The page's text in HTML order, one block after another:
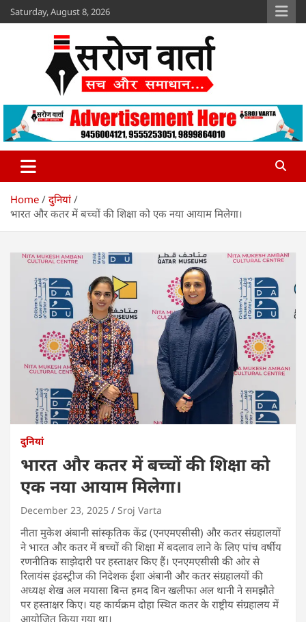
Skip
to
Saturday, August 8, 2026
Sroj Varta
www.srojvarta.in
Home
दुनियां
भारत और कतर में बच्चों की शिक्षा को एक नया आयाम मिलेगा।
दुनियां
भारत और कतर में बच्चों की शिक्षा को
एक नया आयाम मिलेगा।
December 23, 2025 Sroj Varta
नीता मुकेश अंबानी सांस्कृतिक केंद्र (एनएमएसीसी) और कतर संग्रहालयों
ने भारत और कतर में बच्चों की शिक्षा में बदलाव लाने के लिए पांच वर्षीय
रणनीतिक साझेदारी पर हस्ताक्षर किए हैं। एनएमएसीसी की ओर से
रिलायंस इंडस्ट्रीज की निदेशक ईशा अंबानी और कतर संग्रहालयों की
अध्यक्ष शेख अल मयासा बिन्त हमद बिन खलीफा अल थानी ने समझौते
पर हस्ताक्षर किए। यह कार्यक्रम दोहा स्थित कतर के राष्ट्रीय संग्रहालय में
आयोजित किया गया था।